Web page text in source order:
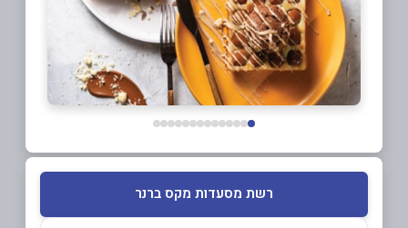
רשת מסעדות מקס ברנר